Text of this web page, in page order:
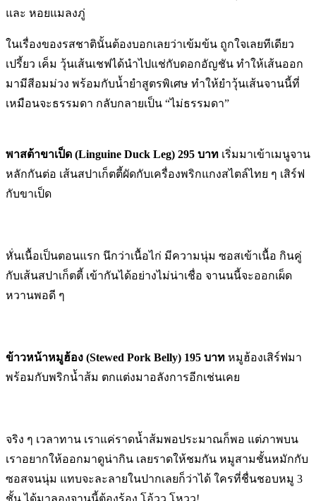
และ หอยแมลงภู่
ในเรื่องของรสชาตินั้นต้องบอกเลยว่าเข้มข้น ถูกใจเลยทีเดียว
เปรี้ยว เค็ม วุ้นเส้นเชฟได้นำไปแช่กับดอกอัญชัน ทำให้เส้นออก
มามีสีอมม่วง พร้อมกับน้ำยำสูตรพิเศษ ทำให้ยำวุ้นเส้นจานนี้ที่
เหมือนจะธรรมดา กลับกลายเป็น “ไม่ธรรมดา”
พาสต้าขาเป็ด (Linguine Duck Leg) 295 บาท เริ่มมาเข้าเมนูจาน
หลักกันต่อ เส้นสปาเก็ตตี้ผัดกับเครื่องพริกแกงสไตล์ไทย ๆ เสิร์ฟ
กับขาเป็ด
หั่นเนื้อเป็นตอนแรก นึกว่าเนื้อไก่ มีความนุ่ม ซอสเข้าเนื้อ กินคู่
กับเส้นสปาเก็ตตี้ เข้ากันได้อย่างไม่น่าเชื่อ จานนนี้จะออกเผ็ด
หวานพอดี ๆ
ข้าวหน้าหมูฮ้อง (Stewed Pork Belly) 195 บาท หมูฮ้องเสิร์ฟมา
พร้อมกับพริกน้ำส้ม ตกแต่งมาอลังการอีกเช่นเคย
จริง ๆ เวลาทาน เราแค่ราดน้ำส้มพอประมาณก็พอ แต่ภาพบน
เราอยากให้ออกมาดูน่ากิน เลยราดให้ชมกัน หมูสามชั้นหมักกับ
ซอสจนนุ่ม แทบจะละลายในปากเลยก็ว่าได้ ใครที่ชื่นชอบหมู 3
ชั้น ได้มาลองจานนี้ต้องร้อง โอ้วว โหวว!